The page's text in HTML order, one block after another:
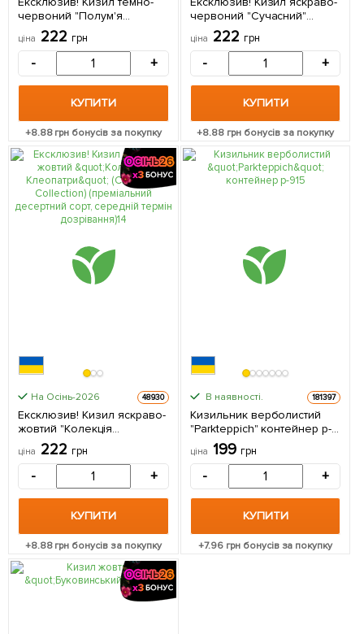
червоний "Полум'я
пристрасті" (Flame of
passion) (преміальний
морозостійкий сорт) 1
саджанець в упаковці
ціна 222 грн
- +
КУПИТИ
+8.88грн бонусів за покупку
червоний "Сучасний"
(Modern) (преміальний
морозостійкий сорт, дуже
упаковці
ціна 222 грн
- +
КУПИТИ
+8.88 грн бонусів за покупку
На Осінь-2026 48930
Ексклюзив! Кизил яскраво-
жовтий "Колекція
Клеопатри" (Cleopatra
Collection) (преміальний
десертний сорт, середній
термін дозрівання) 1
саджанець в упаковці
ціна 222 грн
- +
КУПИТИ
+8.88грн бонусів за покупку
В наявності. 181397
Кизильник верболистий
"Parkteppich" контейнер р-9
1 саджанець в упаковці
ціна 199 грн
- +
КУПИТИ
+7.96грн бонусів за покупку